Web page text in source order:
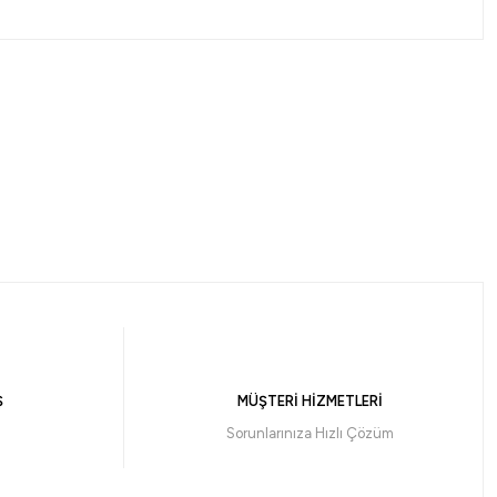
MÜŞTERİ HİZMETLERİ
Sorunlarınıza Hızlı Çözüm